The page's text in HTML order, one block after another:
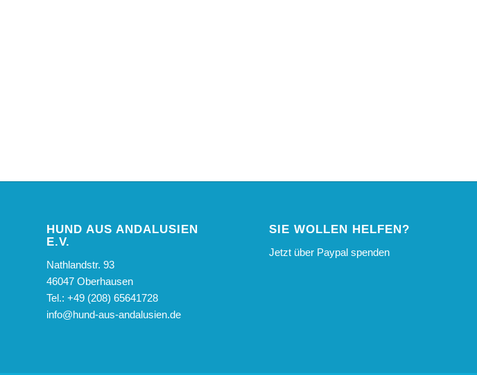
HUND AUS ANDALUSIEN
E.V.
Nathlandstr. 93
46047 Oberhausen
Tel.: +49 (208) 65641728
info@hund-aus-andalusien.de
SIE WOLLEN HELFEN?
Jetzt über Paypal spenden